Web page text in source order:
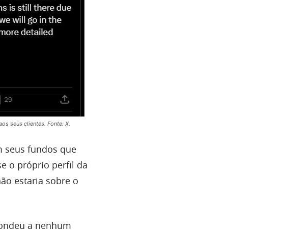
seus clientes. Fonte: X.
seus fundos que
o próprio perfil da
estaria sobre o
a nenhum